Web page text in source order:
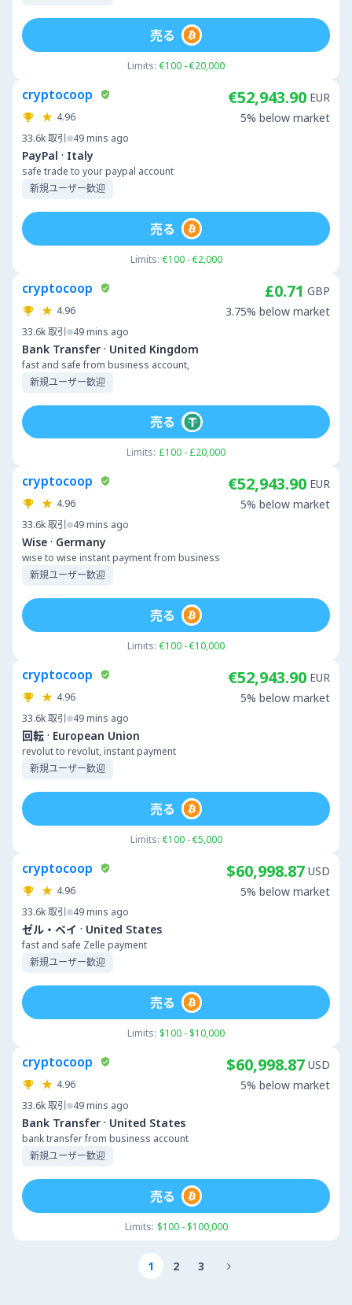
Limits: €100 - €20,000
売る
cryptocoop
4.96
33.6k取引 49 mins ago
PayPal · Italy
safe trade to your paypal account
新規ユーザー歓迎
€52,943.90 EUR
5% below market
Limits: €100 - €2,000
売る
cryptocoop
4.96
33.6k取引 49 mins ago
Bank Transfer · United Kingdom
fast and safe from business account,
新規ユーザー歓迎
£0.71 GBP
3.75% below market
Limits: £100 - £20,000
売る
cryptocoop
4.96
33.6k取引 49 mins ago
Wise · Germany
wise to wise instant payment from business
新規ユーザー歓迎
€52,943.90 EUR
5% below market
Limits: €100 - €10,000
売る
cryptocoop
4.96
33.6k取引 49 mins ago
回転 · European Union
revolut to revolut, instant payment
新規ユーザー歓迎
€52,943.90 EUR
5% below market
Limits: €100 - €5,000
売る
cryptocoop
4.96
33.6k取引 49 mins ago
ゼル・ペイ · United States
fast and safe Zelle payment
新規ユーザー歓迎
$60,998.87 USD
5% below market
Limits: $100 - $10,000
売る
cryptocoop
4.96
33.6k取引 49 mins ago
Bank Transfer · United States
bank transfer from business account
新規ユーザー歓迎
$60,998.87 USD
5% below market
Limits: $100 - $100,000
売る
1 2 3 